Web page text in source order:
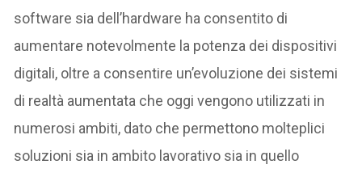
software sia dell’hardware ha consentito di
aumentare notevolmente la potenza dei dispositivi
digitali, oltre a consentire un’evoluzione dei sistemi
di realtà aumentata che oggi vengono utilizzati in
numerosi ambiti, dato che permettono molteplici
soluzioni sia in ambito lavorativo sia in quello